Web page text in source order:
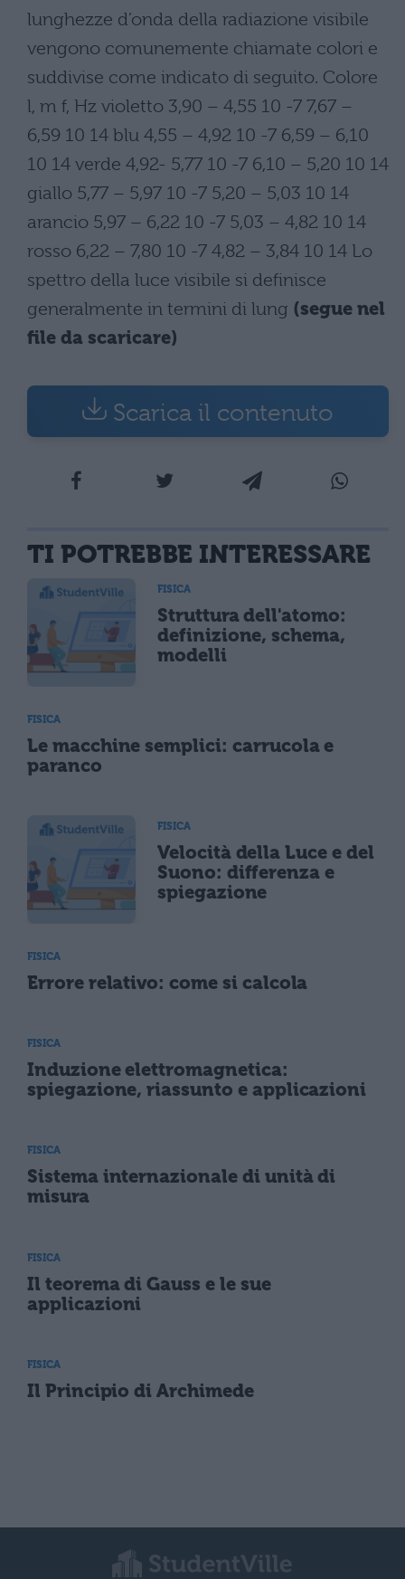
lunghezze d’onda della radiazione visibile
vengono comunemente chiamate colori e
suddivise come indicato di seguito. Colore
l, m f, Hz violetto 3,90 – 4,55 10 -7 7,67 –
6,59 10 14 blu 4,55 – 4,92 10 -7 6,59 – 6,10
10 14 verde 4,92- 5,77 10 -7 6,10 – 5,20 10 14
giallo 5,77 – 5,97 10 -7 5,20 – 5,03 10 14
arancio 5,97 – 6,22 10 -7 5,03 – 4,82 10 14
rosso 6,22 – 7,80 10 -7 4,82 – 3,84 10 14 Lo
spettro della luce visibile si definisce
generalmente in termini di lung (segue nel
file da scaricare)
Scarica il contenuto
TI POTREBBE INTERESSARE
FISICA
Struttura dell'atomo:
definizione, schema,
modelli
FISICA
Le macchine semplici: carrucola e
paranco
FISICA
Velocità della Luce e del
Suono: differenza e
spiegazione
FISICA
Errore relativo: come si calcola
FISICA
Induzione elettromagnetica:
spiegazione, riassunto e applicazioni
FISICA
Sistema internazionale di unità di
misura
FISICA
Il teorema di Gauss e le sue
applicazioni
FISICA
Il Principio di Archimede